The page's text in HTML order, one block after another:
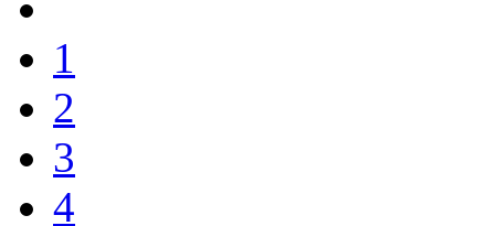
1
2
3
4